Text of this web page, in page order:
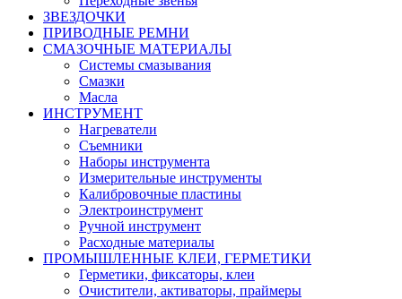
ЗВЕЗДОЧКИ
ПРИВОДНЫЕ РЕМНИ
СМАЗОЧНЫЕ МАТЕРИАЛЫ
Системы смазывания
Смазки
Масла
ИНСТРУМЕНТ
Нагреватели
Съемники
Наборы инструмента
Измерительные инструменты
Калибровочные пластины
Электроинструмент
Ручной инструмент
Расходные материалы
ПРОМЫШЛЕННЫЕ КЛЕИ, ГЕРМЕТИКИ
Герметики, фиксаторы, клеи
Очистители, активаторы, праймеры